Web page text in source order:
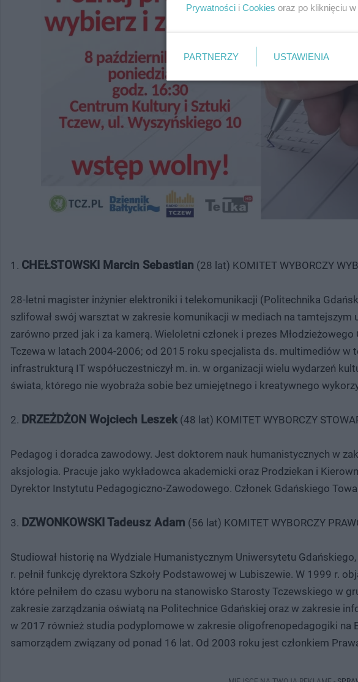
1. CHEŁSTOWSKI Marcin Sebastian (28 lat) KOMITET WYBORCZY
28-letni magister inżynier elektroniki i telekomunikacji (Politechnika
szlifował swój warsztat w zakresie komunikacji w mediach na tamtejszym
zarówno przed jak i za kamerą. Wieloletni członek i prezes
Tczewa w latach 2004-2006; od 2015 roku specjalista ds. multimediów w
infrastrukturą IT współuczestniczył m. in. w organizacji wielu wydarzeń
świata, którego nie wyobraża sobie bez umiejętnego i kreatywnego
2. DRZEŻDŻON Wojciech Leszek(48 lat) KOMITET WYBORCZY
Pedagog i doradca zawodowy. Jest doktorem nauk humanistycznych w
aksjologia. Pracuje jako wykładowca akademicki oraz Prodziekan i
Dyrektor Instytutu Pedagogiczno-Zawodowego. Członek Gdańskiego
3. DZWONKOWSKI Tadeusz Adam (56 lat) KOMITET WYBORCZY
Studiował historię na Wydziale Humanistycznym Uniwersytetu
r. pełnił funkcję dyrektora Szkoły Podstawowej w Lubiszewie. W 1999 r.
które pełniłem do czasu wyboru na stanowisko Starosty Tczewskiego w
zakresie zarządzania oświatą na Politechnice Gdańskiej oraz w zakresie
w 2017 również studia podyplomowe w zakresie oligofrenopedagogiki na
samorządem związany od ponad 16 lat. Od 2003 roku jest członkiem
Prywatności i Cookies oraz po kliknięciu w
PARTNERZY USTAWIENIA